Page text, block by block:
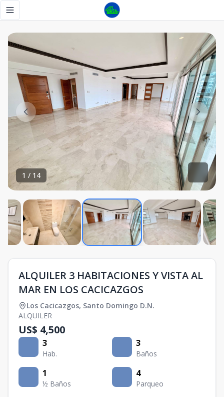
Toggle navigation menu
1 / 14
ALQUILER 3 HABITACIONES Y VISTA AL
MAR EN LOS CACICAZGOS
Los Cacicazgos, Santo Domingo D.N.
ALQUILER
US$ 4,500
3
Hab.
3
Baños
1
½ Baños
4
Parqueo
ALQUILER 3 HABITACIONES Y VISTA AL MAR EN LOS